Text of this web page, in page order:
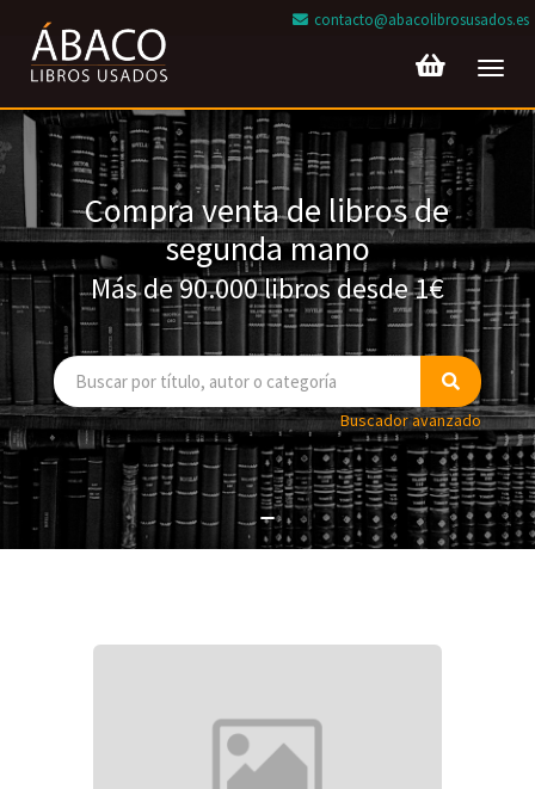
contacto@abacolibrosusados.es
Compra venta de libros de
segunda mano
Más de 90.000 libros desde 1€
Buscador avanzado